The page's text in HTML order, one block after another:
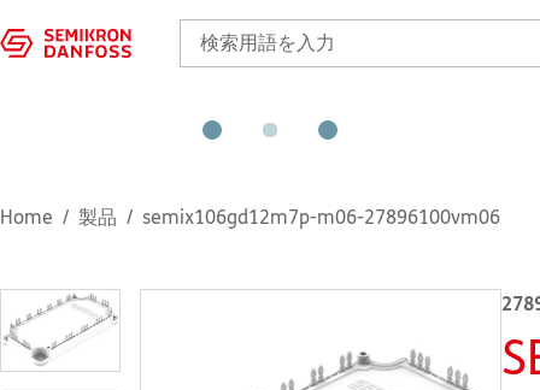
Home 製品 semix106gd12m7p-m06-27896100vm06